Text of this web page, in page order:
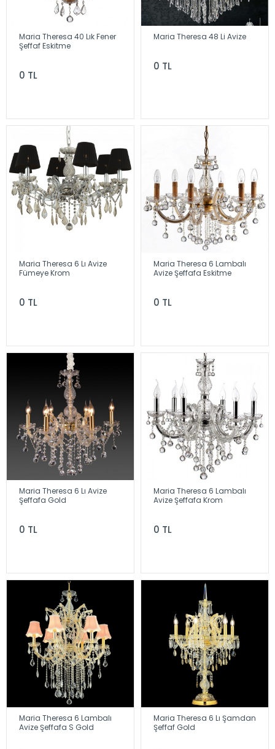
Maria Theresa 40 Lık Fener
Şeffaf Eskitme
0 TL
Maria Theresa 48 Li Avize
0 TL
Maria Theresa 6 Lı Avize
Fümeye Krom
0 TL
Maria Theresa 6 Lambalı
Avize Şeffafa Eskitme
0 TL
Maria Theresa 6 Lı Avize
Şeffafa Gold
0 TL
Maria Theresa 6 Lambalı
Avize Şeffafa Krom
0 TL
Maria Theresa 6 Lambalı
Avize Şeffafa S Gold
Maria Theresa 6 Lı Şamdan
Şeffaf Gold